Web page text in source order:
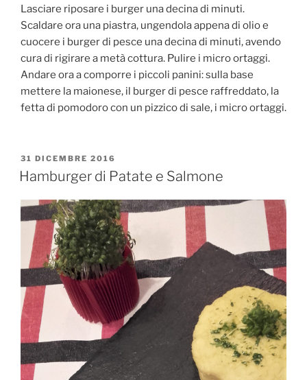
Lasciare riposare i burger una decina di minuti.
Scaldare ora una piastra, ungendola appena di olio e
cuocere i burger di pesce una decina di minuti, avendo
cura di rigirare a metà cottura. Pulire i micro ortaggi.
Andare ora a comporre i piccoli panini: sulla base
mettere la maionese, il burger di pesce raffreddato, la
fetta di pomodoro con un pizzico di sale, i micro ortaggi.
PUBBLICATO
IL
31 DICEMBRE 2016
Hamburger di Patate e Salmone